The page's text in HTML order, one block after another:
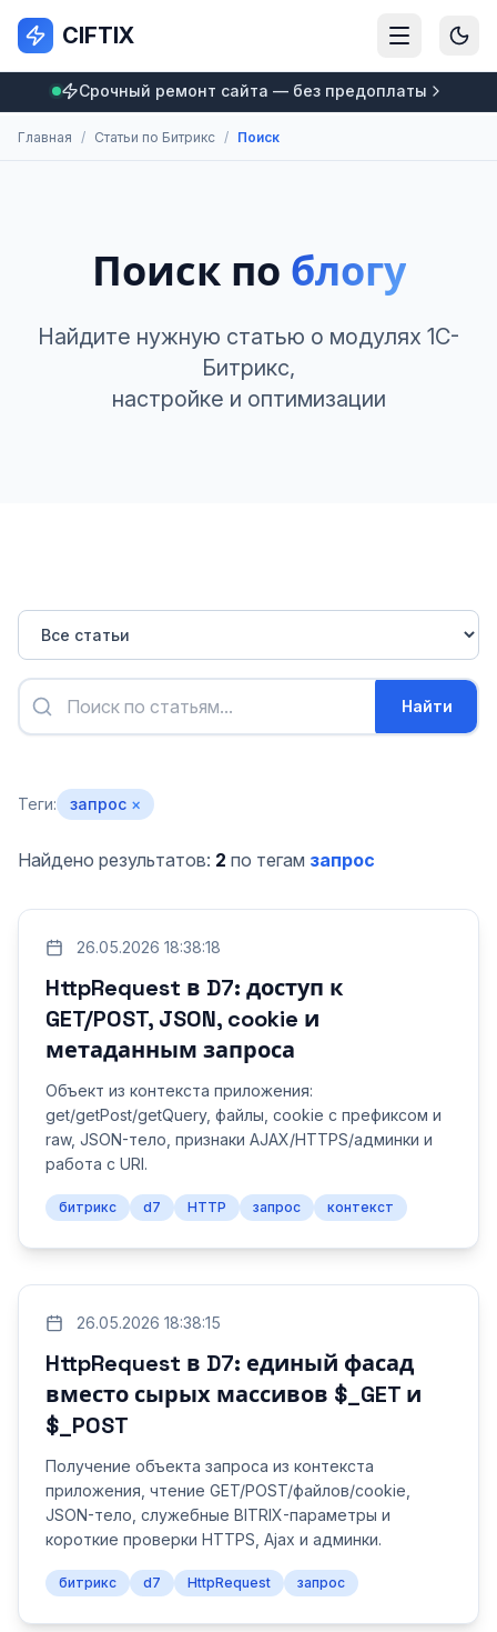
CIFTIX
Срочный ремонт сайта — без предоплаты
Главная / Статьи по Битрикс / Поиск
Поиск по блогу
Найдите нужную статью о модулях 1С-
Битрикс,
настройке и оптимизации
Найти
Теги: запрос ×
Найдено результатов: 2 по тегам запрос
26.05.2026 18:38:18
HttpRequest в D7: доступ к
GET/POST, JSON, cookie и
метаданным запроса
Объект из контекста приложения:
get/getPost/getQuery, файлы, cookie с префиксом и
raw, JSON-тело, признаки AJAX/HTTPS/админки и
работа с URI.
битрикс d7 HTTP запрос контекст
26.05.2026 18:38:15
HttpRequest в D7: единый фасад
вместо сырых массивов $_GET и
$_POST
Получение объекта запроса из контекста
приложения, чтение GET/POST/файлов/cookie,
JSON-тело, служебные BITRIX-параметры и
короткие проверки HTTPS, Ajax и админки.
битрикс d7 HttpRequest запрос